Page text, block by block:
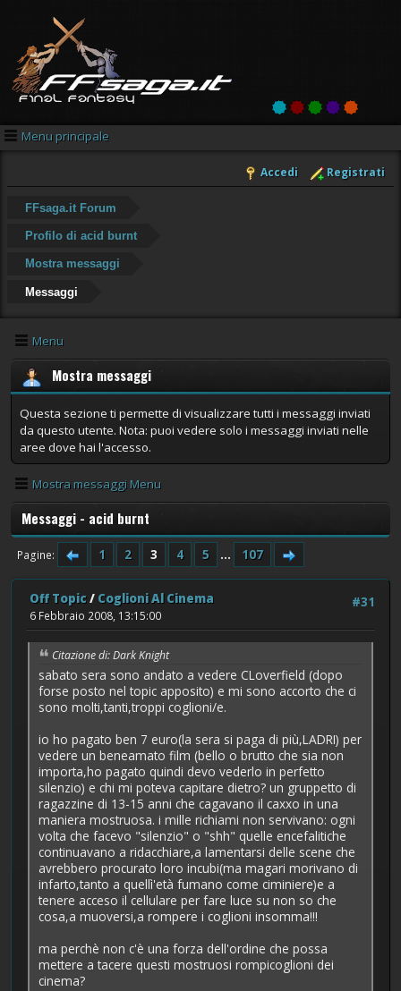
Menu principale
Accedi Registrati
FFsaga.it Forum
Profilo di acid burnt
Mostra messaggi
Messaggi
Menu
Mostra messaggi
Questa sezione ti permette di visualizzare tutti i messaggi inviati
da questo utente. Nota: puoi vedere solo i messaggi inviati nelle
aree dove hai l'accesso.
Mostra messaggi Menu
Messaggi - acid burnt
Pagine 1 2 3 4 5 ... 107
#31
Off Topic/ Coglioni Al Cinema
6 Febbraio 2008, 13:15:00
Citazione di: Dark Knight
sabato sera sono andato a vedere CLoverfield (dopo
forse posto nel topic apposito) e mi sono accorto che ci
sono molti,tanti,troppi coglioni/e.
io ho pagato ben 7 euro(la sera si paga di più,LADRI) per
vedere un beneamato film (bello o brutto che sia non
importa,ho pagato quindi devo vederlo in perfetto
silenzio) e chi mi poteva capitare dietro? un gruppetto di
ragazzine di 13-15 anni che cagavano il caxxo in una
maniera mostruosa. i mille richiami non servivano: ogni
volta che facevo "silenzio" o "shh" quelle encefalitiche
continuavano a ridacchiare,a lamentarsi delle scene che
avrebbero procurato loro incubi(ma magari morivano di
infarto,tanto a quellì'età fumano come ciminiere)e a
tenere acceso il cellulare per fare luce su non so che
cosa,a muoversi,a rompere i coglioni insomma!!!
ma perchè non c'è una forza dell'ordine che possa
mettere a tacere questi mostruosi rompicoglioni dei
cinema?